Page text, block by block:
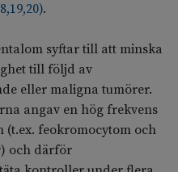
,19,20).
syftar till att minska
till följd av
eller maligna tumörer.
angav en hög frekvens
(t.ex. feokromocytom och
och därför